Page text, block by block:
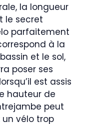
la longueur
le secret
parfaitement
à la
et le sol,
poser ses
est assis
hauteur de
peut
vélo trop